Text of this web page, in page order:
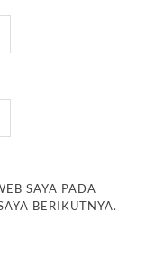
SAYA PADA
BERIKUTNYA.